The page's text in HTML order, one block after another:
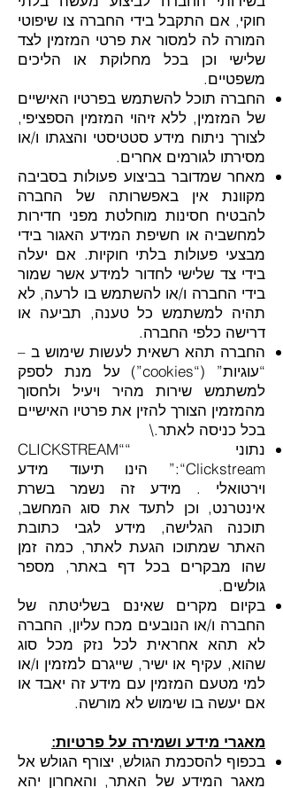
חוקי, אם התקבל בידי החברה צו שיפוטי
המורה לה למסור את פרטי המזמין לצד
שלישי וכן בכל מחלוקת או הליכים
משפטיים.
החברה תוכל להשתמש בפרטיו האישיים
של המזמין, ללא זיהוי המזמין הספציפי,
לצורך ניתוח מידע סטטיסטי והצגתו ו/או
מסירתו לגורמים אחרים.
מאחר שמדובר בביצוע פעולות בסביבה
מקוונת אין באפשרותה של החברה
להבטיח חסינות מוחלטת מפני חדירות
למחשביה או חשיפת המידע האגור בידי
מבצעי פעולות בלתי חוקיות. אם יעלה
בידי צד שלישי לחדור למידע אשר שמור
בידי החברה ו/או להשתמש בו לרעה, לא
תהיה למשתמש כל טענה, תביעה או
דרישה כלפי החברה.
החברה תהא רשאית לעשות שימוש ב –
“עוגיות” (“cookies”) על מנת לספק
למשתמש שירות מהיר ויעיל ולחסוך
מהמזמין הצורך להזין את פרטיו האישיים
בכל כניסה לאתר.\
נתוני “CLICKSTREAM“
:“Clickstream” הינו תיעוד מידע
וירטואלי . מידע זה נשמר בשרת
אינטרנט, וכן לתעד את סוג המחשב,
תוכנה הגלישה, מידע לגבי כתובת
האתר שמתוכו הגעת לאתר, כמה זמן
שהו מבקרים בכל דף באתר, מספר
גולשים.
בקיום מקרים שאינם בשליטתה של
החברה ו/או הנובעים מכח עליון, החברה
לא תהא אחראית לכל נזק מכל סוג
שהוא, עקיף או ישיר, שייגרם למזמין ו/או
למי מטעם המזמין עם מידע זה יאבד או
אם יעשה בו שימוש לא מורשה.
מאגרי מידע ושמירה על פרטיות:
בכפוף להסכמת הגולש, יצורף הגולש אל
מאגר המידע של האתר, והאחרון יהא